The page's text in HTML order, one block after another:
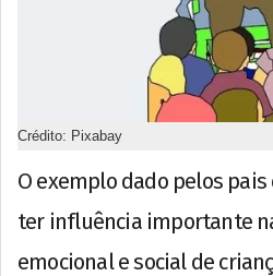
Crédito: Pixabay
O exemplo dado pelos
ter influência importante
emocional e social de